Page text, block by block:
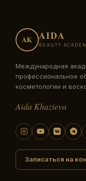
AK AIDA
BEAUTY
Международная
профессиональное
косметологии и
Aida Khazieva
Записаться на